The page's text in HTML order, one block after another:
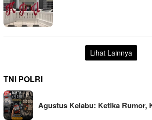
Lihat Lainnya
TNI POLRI
Agustus Kelabu: Ketika Rumor,